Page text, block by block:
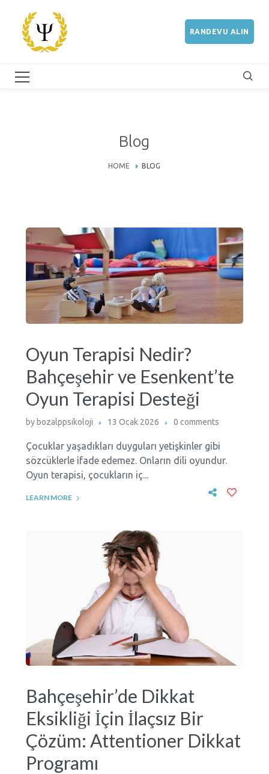
RANDEVU ALIN
Blog
HOME BLOG
Oyun Terapisi Nedir?
Bahçeşehir ve Esenkent’te
Oyun Terapisi Desteği
by bozalppsikoloji 13 Ocak 2026 0 comments
Çocuklar yaşadıkları duyguları yetişkinler gibi
sözcüklerle ifade edemez. Onların dili oyundur.
Oyun terapisi, çocukların iç...
LEARN MORE
Bahçeşehir’de Dikkat
Eksikliği İçin İlaçsız Bir
Çözüm: Attentioner Dikkat
Programı